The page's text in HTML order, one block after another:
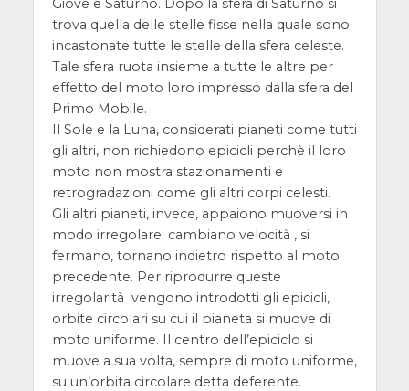
Giove e Saturno. Dopo la sfera di Saturno si
trova quella delle stelle fisse nella quale sono
incastonate tutte le stelle della sfera celeste.
Tale sfera ruota insieme a tutte le altre per
effetto del moto loro impresso dalla sfera del
Primo Mobile.
Il Sole e la Luna, considerati pianeti come tutti
gli altri, non richiedono epicicli perchè il loro
moto non mostra stazionamenti e
retrogradazioni come gli altri corpi celesti.
Gli altri pianeti, invece, appaiono muoversi in
modo irregolare: cambiano velocità , si
fermano, tornano indietro rispetto al moto
precedente. Per riprodurre queste
irregolarità vengono introdotti gli epicicli,
orbite circolari su cui il pianeta si muove di
moto uniforme. Il centro dell’epiciclo si
muove a sua volta, sempre di moto uniforme,
su un’orbita circolare detta deferente.